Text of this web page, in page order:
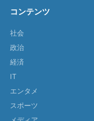
コンテンツ
社会
政治
経済
IT
エンタメ
スポーツ